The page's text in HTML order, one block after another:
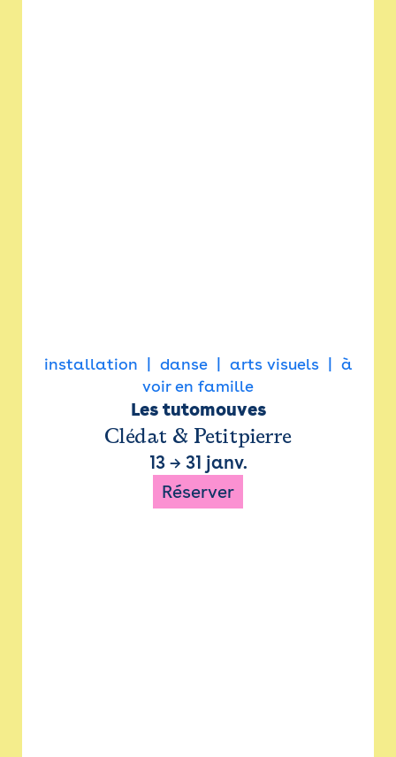
installation danse arts visuels
à
voir en famille
Les tutomouves
Clédat & Petitpierre
13→ 31 janv.
Réserver